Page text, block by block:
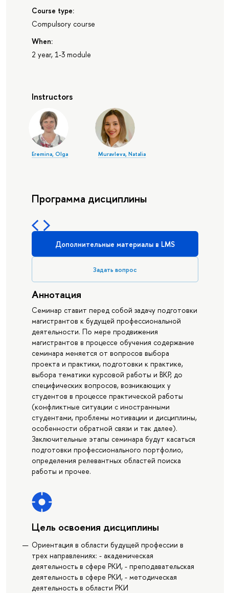
Course type:
Compulsory course
When:
2 year, 1-3 module
Instructors
Eremina, Olga Muravleva, Natalia
Программа дисциплины
Дополнительные материалы в LMS
Задать вопрос
Аннотация
Семинар ставит перед собой задачу подготовки
магистрантов к будущей профессиональной
деятельности. По мере продвижения
магистрантов в процессе обучения содержание
семинара меняется от вопросов выбора
проекта и практики, подготовки к практике,
выбора тематики курсовой работы и ВКР, до
специфических вопросов, возникающих у
студентов в процессе практической работы
(конфликтные ситуации с иностранными
студентами, проблемы мотивации и дисциплины,
особенности обратной связи и так далее).
Заключительные этапы семинара будут касаться
подготовки профессионального портфолио,
определения релевантных областей поиска
работы и прочее.
Цель освоения дисциплины
Ориентация в области будущей профессии в
трех направлениях: - академическая
деятельность в сфере РКИ, - преподавательская
деятельность в сфере РКИ, - методическая
деятельность в области РКИ